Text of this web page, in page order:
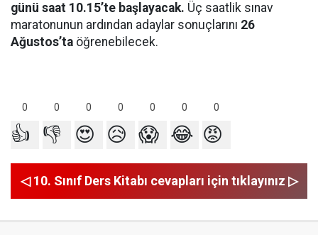
günü saat 10.15’te başlayacak. Üç saatlik sınav
maratonunun ardından adaylar sonuçlarını 26
Ağustos’ta öğrenebilecek.
0 0 0 0 0 0 0
👍 👎 😍 😥 😱 😂 😡
◁ 10. Sınıf Ders Kitabı cevapları için tıklayınız ▷